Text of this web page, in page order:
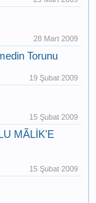
28 Mart 2009
Torunu
19 Şubat 2009
15 Şubat 2009
MÃLİK'E
15 Şubat 2009